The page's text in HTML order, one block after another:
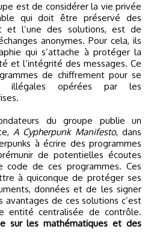
est de considérer la vie privée
qui doit être préservé des
et l’une des solutions, est de
anonymes. Pour cela, ils
qui s’attache à protéger la
et l’intégrité des messages. Ce
de chiffrement pour se
illégales opérées par les
du groupe publie un
A Cypherpunk Manifesto, dans
à écrire des programmes
de potentielles écoutes
de ces programmes. Ces
à quiconque de protéger ses
données et de les signer
avantages de ces solutions c’est
entité centralisée de contrôle.
sur les mathématiques et des